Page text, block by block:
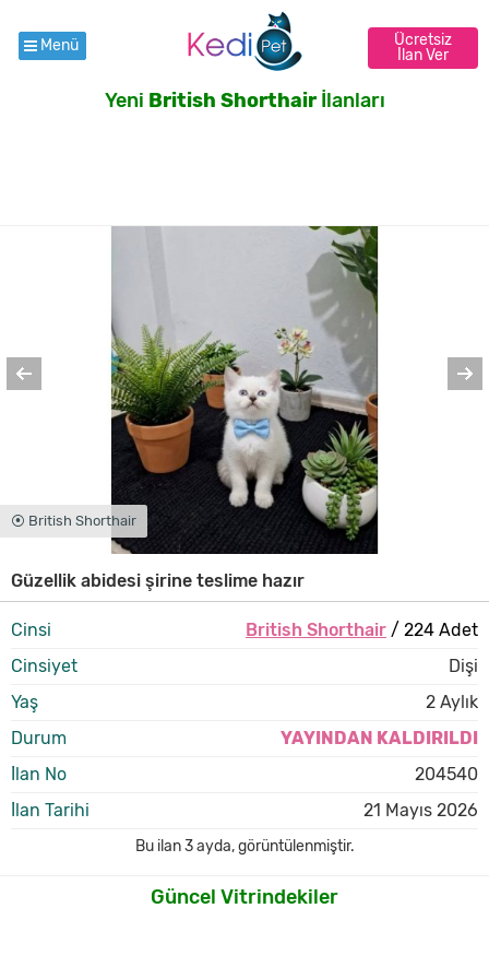
Menü
Ücretsiz
İlan Ver
Yeni British Shorthairİlanları
⦿ British Shorthair
Güzellik abidesi şirine teslime hazır
Cinsi British Shorthair/ 224 Adet
Cinsiyet
Dişi
Yaş
2 Aylık
Durum
YAYINDAN KALDIRILDI
İlan No
204540
İlan Tarihi
21 Mayıs 2026
Bu ilan3 ayda,görüntülenmiştir.
Güncel Vitrindekiler